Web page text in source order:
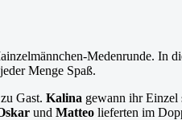
Medenrunde. In
Menge Spaß.
Gast. Kalina gewann ihr Einzel
und Matteo lieferten im